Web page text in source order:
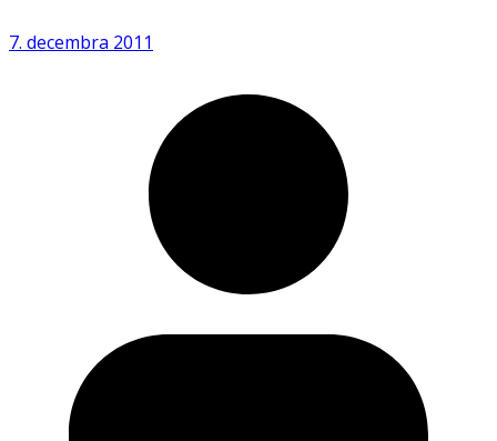
7. decembra 2011